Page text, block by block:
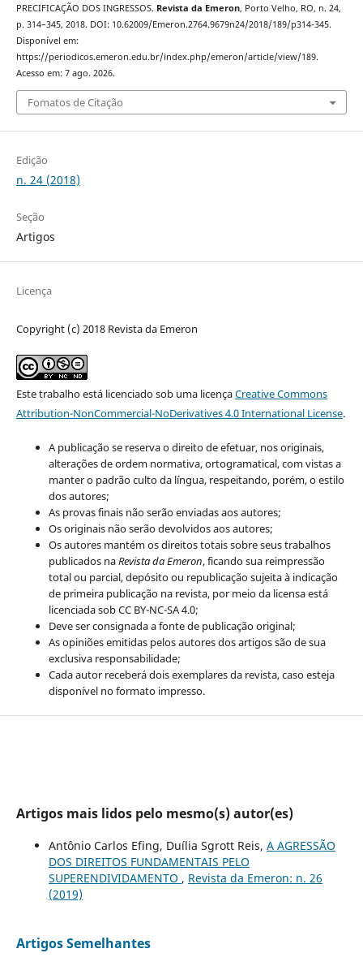
PRECIFICAÇÃO DOS INGRESSOS. Revista da Emeron, Porto Velho, RO, n. 24,
p. 314–345, 2018. DOI: 10.62009/Emeron.2764.9679n24/2018/189/p314-345.
Disponível em:
https://periodicos.emeron.edu.br/index.php/emeron/article/view/189.
Acesso em: 7 ago. 2026.
Fomatos de Citação
Edição
n. 24 (2018)
Seção
Artigos
Licença
Copyright (c) 2018 Revista da Emeron
Este trabalho está licenciado sob uma licençaCreative Commons
Attribution-NonCommercial-NoDerivatives 4.0 International License.
A publicação se reserva o direito de efetuar, nos originais,
alterações de ordem normativa, ortogramatical, com vistas a
manter o padrão culto da língua, respeitando, porém, o estilo
dos autores;
As provas finais não serão enviadas aos autores;
Os originais não serão devolvidos aos autores;
Os autores mantém os direitos totais sobre seus trabalhos
publicados naRevista da Emeron, ficando sua reimpressão
total ou parcial, depósito ou republicação sujeita à indicação
de primeira publicação na revista, por meio da licensa está
licenciada sob CC BY-NC-SA 4.0;
Deve ser consignada a fonte de publicação original;
As opiniões emitidas pelos autores dos artigos são de sua
exclusiva responsabilidade;
Cada autor receberá dois exemplares da revista, caso esteja
disponível no formato impresso.
Artigos mais lidos pelo mesmo(s) autor(es)
Antônio Carlos Efing, Duília Sgrott Reis, A AGRESSÃO
DOS DIREITOS FUNDAMENTAIS PELO
SUPERENDIVIDAMENTO , Revista da Emeron: n. 26
(2019)
Artigos Semelhantes